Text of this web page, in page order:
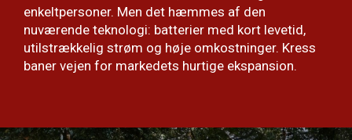
enkeltpersoner. Men det hæmmes af den
nuværende teknologi: batterier med kort levetid,
utilstrækkelig strøm og høje omkostninger. Kress
baner vejen for markedets hurtige ekspansion.